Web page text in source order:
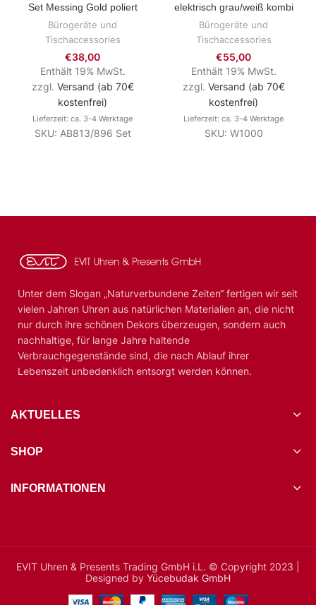
Set Messing Gold poliert
Bürogeräte und
Tischaccessories
€38,00
Enthält 19% MwSt.
zzgl. Versand (ab 70€
kostenfrei)
Lieferzeit: ca. 3-4 Werktage
SKU: AB813/896 Set
elektrisch grau/weiß kombi
Bürogeräte und
Tischaccessories
€55,00
Enthält 19% MwSt.
zzgl. Versand (ab 70€
kostenfrei)
Lieferzeit: ca. 3-4 Werktage
SKU: W1000
Unter dem Slogan „Naturverbundene Zeiten“ fertigen wir seit
vielen Jahren Uhren aus natürlichen Materialien an, die nicht
nur durch ihre schönen Dekors überzeugen, sondern auch
nachhaltige, für lange Jahre haltende
Verbrauchgegenstände sind, die nach Ablauf ihrer
Lebenszeit unbedenklich entsorgt werden können.
AKTUELLES
SHOP
INFORMATIONEN
EVIT Uhren & Presents Trading GmbH i.L. © Copyright 2023 |
Designed by Yücebudak GmbH